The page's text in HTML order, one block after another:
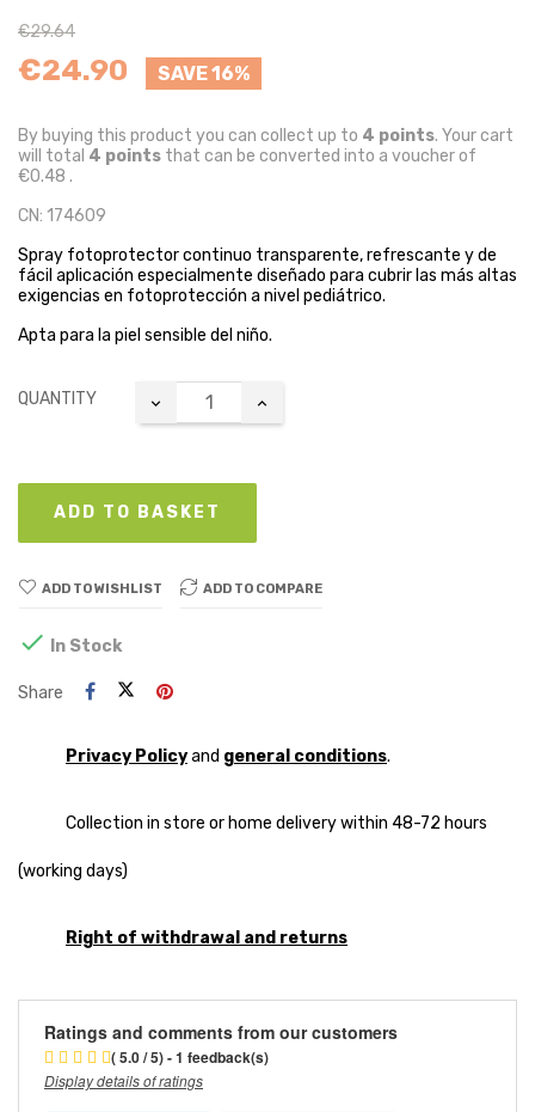
€29.64
€24.90 SAVE 16%
By buying this product you can collect up to 4 points. Your cart
will total 4 points that can be converted into a voucher of
€0.48 .
CN: 174609
Spray fotoprotector continuo transparente, refrescante y de
fácil aplicación especialmente diseñado para cubrir las más altas
exigencias en fotoprotección a nivel pediátrico.
Apta para la piel sensible del niño.
QUANTITY
ADD TO BASKET
ADD TO WISHLIST ADD TO COMPARE
 In Stock
Share
Privacy Policyand general conditions.
Collection in store or home delivery within 48-72 hours
(working days)
Right of withdrawal and returns
Ratings and comments from our customers
( 5.0 / 5) - 1 feedback(s)
Display details of ratings